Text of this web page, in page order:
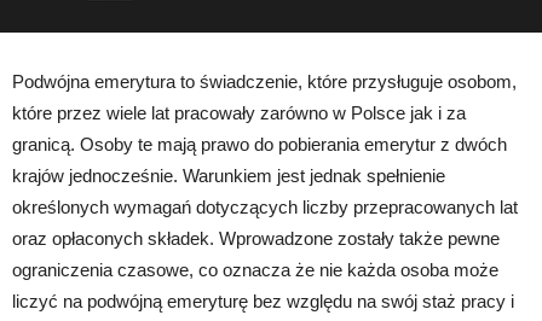
Podwójna emerytura to świadczenie, które przysługuje osobom,
które przez wiele lat pracowały zarówno w Polsce jak i za
granicą. Osoby te mają prawo do pobierania emerytur z dwóch
krajów jednocześnie. Warunkiem jest jednak spełnienie
określonych wymagań dotyczących liczby przepracowanych lat
oraz opłaconych składek. Wprowadzone zostały także pewne
ograniczenia czasowe, co oznacza że nie każda osoba może
liczyć na podwójną emeryturę bez względu na swój staż pracy i